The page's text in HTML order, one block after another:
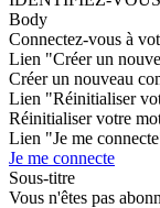
Body
Connectez-vous à
Lien "Créer un
Créer un nouveau
Lien "Réinitialiser
Réinitialiser votre
Lien "Je me
Je me connecte
Sous-titre
Vous n'êtes pas